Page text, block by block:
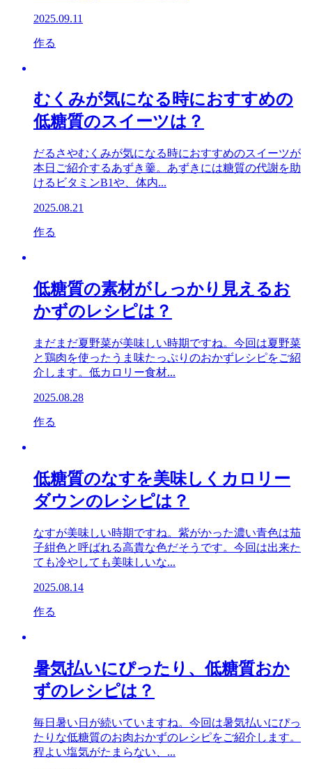
2025.09.11
作る
むくみが気になる時におすすめの
低糖質のスイーツは？
だるさやむくみが気になる時におすすめのスイーツが
本日ご紹介するあずき羹。あずきには糖質の代謝を助
けるビタミンB1や、体内...
2025.08.21
作る
低糖質の素材がしっかり見えるお
かずのレシピは？
まだまだ夏野菜が美味しい時期ですね。今回は夏野菜
と鶏肉を使ったうま味たっぷりのおかずレシピをご紹
介します。低カロリー食材...
2025.08.28
作る
低糖質のなすを美味しくカロリー
ダウンのレシピは？
なすが美味しい時期ですね。紫がかった濃い青色は茄
子紺色と呼ばれる高貴な色だそうです。今回は出来た
ても冷やしても美味しいな...
2025.08.14
作る
暑気払いにぴったり、低糖質おか
ずのレシピは？
毎日暑い日が続いていますね。今回は暑気払いにぴっ
たりな低糖質のお肉おかずのレシピをご紹介します。
程よい塩気がたまらない、...